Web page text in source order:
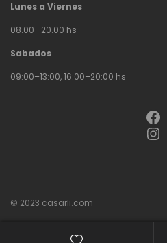
Lunes a Viernes
08.00 -20.00 hs
Sabados
09:00–13:00, 16:00–20:00 hs
Facebook
Instagram
© 2023 casarli.com